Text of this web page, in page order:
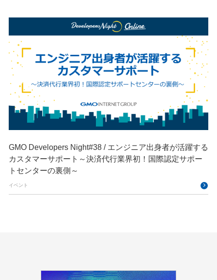
GMO Developers Night#38 / エンジニア出身者が活躍する
カスタマーサポート～決済代行業界初！国際認定サポー
トセンターの裏側～
イベント